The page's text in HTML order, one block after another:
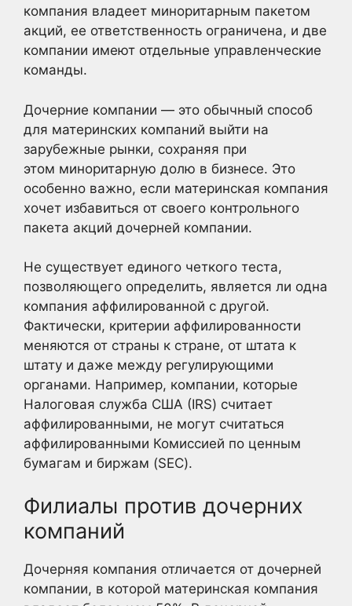
компания владеет миноритарным пакетом
акций, ее ответственность ограничена, и две
компании имеют отдельные управленческие
команды.
Дочерние компании — это обычный способ
для материнских компаний выйти на
зарубежные рынки, сохраняя при
этом миноритарную долю в бизнесе. Это
особенно важно, если материнская компания
хочет избавиться от своего контрольного
пакета акций дочерней компании.
Не существует единого четкого теста,
позволяющего определить, является ли одна
компания аффилированной с другой.
Фактически, критерии аффилированности
меняются от страны к стране, от штата к
штату и даже между регулирующими
органами. Например, компании, которые
Налоговая служба США (IRS) считает
аффилированными, не могут считаться
аффилированными Комиссией по ценным
бумагам и биржам (SEC).
Филиалы против дочерних
компаний
Дочерняя компания отличается от дочерней
компании, в которой материнская компания